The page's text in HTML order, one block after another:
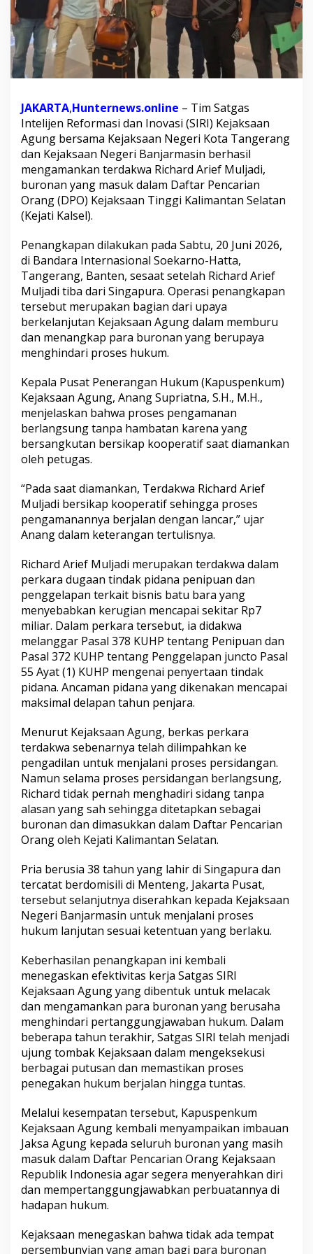
s
,
T
e
r
d
a
k
w
n
i
p
a
n
B
a
t
u
a
r
a
R
p
7
l
i
a
r
A
h
r
n
y
a
T
r
t
a
n
a
p
JAKARTA,Hunternews.online – Tim Satgas
Intelijen Reformasi dan Inovasi (SIRI) Kejaksaan
Agung bersama Kejaksaan Negeri Kota Tangerang
dan Kejaksaan Negeri Banjarmasin berhasil
mengamankan terdakwa Richard Arief Muljadi,
buronan yang masuk dalam Daftar Pencarian
Orang (DPO) Kejaksaan Tinggi Kalimantan Selatan
(Kejati Kalsel).
Penangkapan dilakukan pada Sabtu, 20 Juni 2026,
di Bandara Internasional Soekarno-Hatta,
Tangerang, Banten, sesaat setelah Richard Arief
Muljadi tiba dari Singapura. Operasi penangkapan
tersebut merupakan bagian dari upaya
berkelanjutan Kejaksaan Agung dalam memburu
dan menangkap para buronan yang berupaya
menghindari proses hukum.
Kepala Pusat Penerangan Hukum (Kapuspenkum)
Kejaksaan Agung, Anang Supriatna, S.H., M.H.,
menjelaskan bahwa proses pengamanan
berlangsung tanpa hambatan karena yang
bersangkutan bersikap kooperatif saat diamankan
oleh petugas.
“Pada saat diamankan, Terdakwa Richard Arief
Muljadi bersikap kooperatif sehingga proses
pengamanannya berjalan dengan lancar,” ujar
Anang dalam keterangan tertulisnya.
Richard Arief Muljadi merupakan terdakwa dalam
perkara dugaan tindak pidana penipuan dan
penggelapan terkait bisnis batu bara yang
menyebabkan kerugian mencapai sekitar Rp7
miliar. Dalam perkara tersebut, ia didakwa
melanggar Pasal 378 KUHP tentang Penipuan dan
Pasal 372 KUHP tentang Penggelapan juncto Pasal
55 Ayat (1) KUHP mengenai penyertaan tindak
pidana. Ancaman pidana yang dikenakan mencapai
maksimal delapan tahun penjara.
Menurut Kejaksaan Agung, berkas perkara
terdakwa sebenarnya telah dilimpahkan ke
pengadilan untuk menjalani proses persidangan.
Namun selama proses persidangan berlangsung,
Richard tidak pernah menghadiri sidang tanpa
alasan yang sah sehingga ditetapkan sebagai
buronan dan dimasukkan dalam Daftar Pencarian
Orang oleh Kejati Kalimantan Selatan.
Pria berusia 38 tahun yang lahir di Singapura dan
tercatat berdomisili di Menteng, Jakarta Pusat,
tersebut selanjutnya diserahkan kepada Kejaksaan
Negeri Banjarmasin untuk menjalani proses
hukum lanjutan sesuai ketentuan yang berlaku.
Keberhasilan penangkapan ini kembali
menegaskan efektivitas kerja Satgas SIRI
Kejaksaan Agung yang dibentuk untuk melacak
dan mengamankan para buronan yang berusaha
menghindari pertanggungjawaban hukum. Dalam
beberapa tahun terakhir, Satgas SIRI telah menjadi
ujung tombak Kejaksaan dalam mengeksekusi
berbagai putusan dan memastikan proses
penegakan hukum berjalan hingga tuntas.
Melalui kesempatan tersebut, Kapuspenkum
Kejaksaan Agung kembali menyampaikan imbauan
Jaksa Agung kepada seluruh buronan yang masih
masuk dalam Daftar Pencarian Orang Kejaksaan
Republik Indonesia agar segera menyerahkan diri
dan mempertanggungjawabkan perbuatannya di
hadapan hukum.
Kejaksaan menegaskan bahwa tidak ada tempat
persembunyian yang aman bagi para buronan